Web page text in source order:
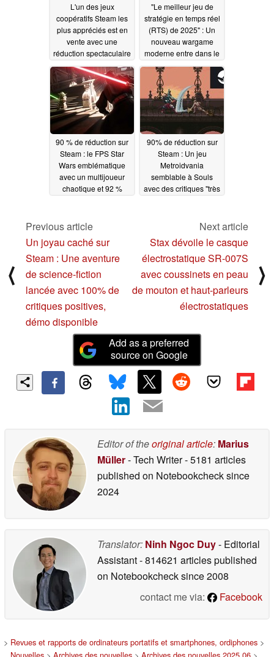
L'un des jeux
coopératifs Steam les
plus appréciés est en
vente avec une
réduction spectaculaire
de 75 %06/21/2025
"Le meilleur jeu de
stratégie en temps réel
(RTS) de 2025" : Un
nouveau wargame
moderne entre dans le
top des classements
de Steam avec le
lancement de la
version 1.006/21/2025
90 % de réduction sur
Steam : le FPS Star
Wars emblématique
avec un multijoueur
chaotique et 92 %
90% de réduction sur
Steam : Un jeu
Metroidvania
semblable à Souls
avec des critiques "très
⟨
Previous article
Un joyau caché sur
Steam : Une aventure
de science-fiction
lancée avec 100% de
critiques positives,
démo disponible
Next article
Stax dévoile le casque
électrostatique SR-007S
avec coussinets en peau
de mouton et haut-parleurs
électrostatiques
⟩
Add as a preferred
source on Google
Editor of theoriginal article: Marius
Müller- Tech Writer- 5181 articles
published on Notebookchecksince
2024
Translator: Ninh Ngoc Duy- Editorial
Assistant- 814621 articles published
on Notebookchecksince 2008
contact me via:
Facebook
> Revues et rapports de ordinateurs portatifs et smartphones, ordiphones >
Nouvelles > Archives des nouvelles > Archives des nouvelles 2025 06 >